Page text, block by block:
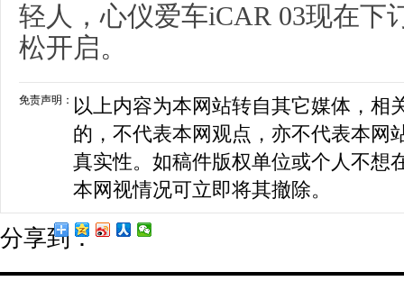
轻人，心仪爱车iCAR 03现在下
松开启。
免责声明： 以上内容为本网站转自其它媒体，相
的，不代表本网观点，亦不代表本网
真实性。如稿件版权单位或个人不想
本网视情况可立即将其撤除。
分享到：